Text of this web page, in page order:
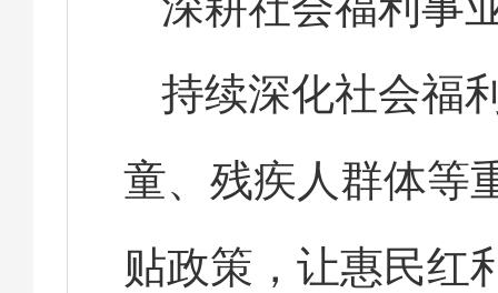
持续深化社会福
童、残疾人群体等
贴政策，让惠民红